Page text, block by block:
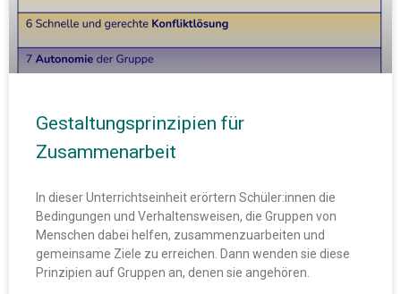
Gestaltungsprinzipien für
Zusammenarbeit
In dieser Unterrichtseinheit erörtern Schüler:innen die
Bedingungen und Verhaltensweisen, die Gruppen von
Menschen dabei helfen, zusammenzuarbeiten und
gemeinsame Ziele zu erreichen. Dann wenden sie diese
Prinzipien auf Gruppen an, denen sie angehören.